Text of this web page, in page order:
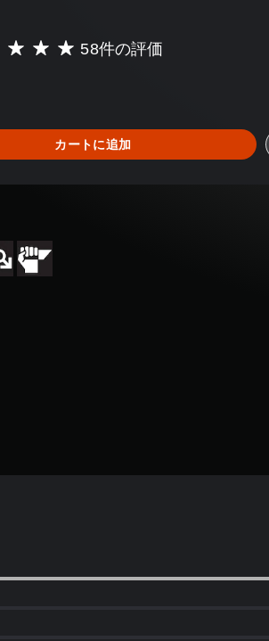
58件の評価
カートに追加